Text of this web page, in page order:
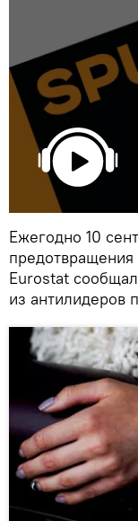
Ежегодно 10
предотвращения
Eurostat
из антилидеров